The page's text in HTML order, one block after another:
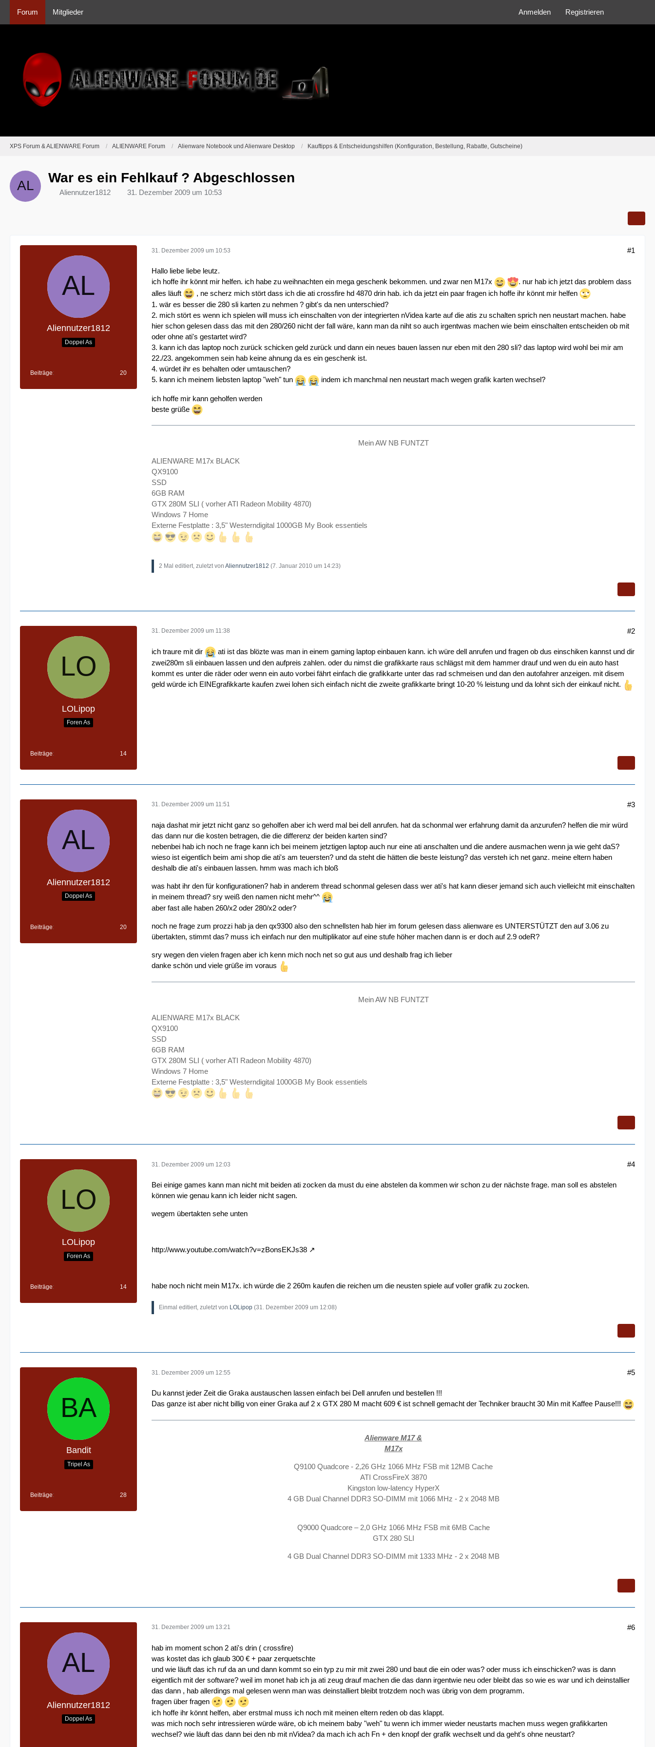
Forum Mitglieder Anmelden Registrieren
XPS Forum & ALIENWARE Forum ALIENWARE Forum Alienware Notebook und Alienware Desktop Kauftipps & Entscheidungshilfen (Konfiguration, Bestellung, Rabatte, Gutscheine)
War es ein Fehlkauf ? Abgeschlossen
Aliennutzer1812 31. Dezember 2009 um 10:53
Aliennutzer1812
Doppel As
Beiträge 20
31. Dezember 2009 um 10:53 #1
Hallo liebe liebe leutz.
ich hoffe ihr könnt mir helfen. ich habe zu weihnachten ein mega geschenk bekommen. und zwar nen M17x
. nur hab ich jetzt das problem dass
alles läuft
, ne scherz mich stört dass ich die ati crossfire hd 4870 drin hab. ich da jetzt ein paar fragen ich hoffe ihr könnt mir helfen
1. wär es besser die 280 sli karten zu nehmen ? gibt's da nen unterschied?
2. mich stört es wenn ich spielen will muss ich einschalten von der integrierten nVidea karte auf die atis zu schalten sprich nen neustart machen. habe
hier schon gelesen dass das mit den 280/260 nicht der fall wäre, kann man da niht so auch irgentwas machen wie beim einschalten entscheiden ob mit
oder ohne ati's gestartet wird?
3. kann ich das laptop noch zurück schicken geld zurück und dann ein neues bauen lassen nur eben mit den 280 sli? das laptop wird wohl bei mir am
22./23. angekommen sein hab keine ahnung da es ein geschenk ist.
4. würdet ihr es behalten oder umtauschen?
5. kann ich meinem liebsten laptop "weh" tun
indem ich manchmal nen neustart mach wegen grafik karten wechsel?
ich hoffe mir kann geholfen werden
beste grüße
Mein AW NB FUNTZT
ALIENWARE M17x BLACK
QX9100
SSD
6GB RAM
GTX 280M SLI ( vorher ATI Radeon Mobility 4870)
Windows 7 Home
Externe Festplatte : 3,5" Westerndigital 1000GB My Book essentiels
2 Mal editiert, zuletzt von Aliennutzer1812 (7. Januar 2010 um 14:23)
LOLipop
Foren As
Beiträge 14
31. Dezember 2009 um 11:38 #2
ich traure mit dir
ati ist das blözte was man in einem gaming laptop einbauen kann. ich würe dell anrufen und fragen ob dus einschiken kannst und dir
zwei280m sli einbauen lassen und den aufpreis zahlen. oder du nimst die grafikkarte raus schlägst mit dem hammer drauf und wen du ein auto hast
kommt es unter die räder oder wenn ein auto vorbei fährt einfach die grafikkarte unter das rad schmeisen und dan den autofahrer anzeigen. mit disem
geld würde ich EINEgrafikkarte kaufen zwei lohen sich einfach nicht die zweite grafikkarte bringt 10-20 % leistung und da lohnt sich der einkauf nicht.
Aliennutzer1812
Doppel As
Beiträge 20
31. Dezember 2009 um 11:51 #3
naja dashat mir jetzt nicht ganz so geholfen aber ich werd mal bei dell anrufen. hat da schonmal wer erfahrung damit da anzurufen? helfen die mir würd
das dann nur die kosten betragen, die die differenz der beiden karten sind?
nebenbei hab ich noch ne frage kann ich bei meinem jetztigen laptop auch nur eine ati anschalten und die andere ausmachen wenn ja wie geht daS?
wieso ist eigentlich beim ami shop die ati's am teuersten? und da steht die hätten die beste leistung? das versteh ich net ganz. meine eltern haben
deshalb die ati's einbauen lassen. hmm was mach ich bloß
was habt ihr den für konfigurationen? hab in anderem thread schonmal gelesen dass wer ati's hat kann dieser jemand sich auch vielleicht mit einschalten
in meinem thread? sry weiß den namen nicht mehr^^
aber fast alle haben 260/x2 oder 280/x2 oder?
noch ne frage zum prozzi hab ja den qx9300 also den schnellsten hab hier im forum gelesen dass alienware es UNTERSTÜTZT den auf 3.06 zu
übertakten, stimmt das? muss ich einfach nur den multiplikator auf eine stufe höher machen dann is er doch auf 2.9 odeR?
sry wegen den vielen fragen aber ich kenn mich noch net so gut aus und deshalb frag ich lieber
danke schön und viele grüße im voraus
Mein AW NB FUNTZT
ALIENWARE M17x BLACK
QX9100
SSD
6GB RAM
GTX 280M SLI ( vorher ATI Radeon Mobility 4870)
Windows 7 Home
Externe Festplatte : 3,5" Westerndigital 1000GB My Book essentiels
LOLipop
Foren As
Beiträge 14
31. Dezember 2009 um 12:03 #4
Bei einige games kann man nicht mit beiden ati zocken da must du eine abstelen da kommen wir schon zu der nächste frage. man soll es abstelen
können wie genau kann ich leider nicht sagen.
wegem übertakten sehe unten
http://www.youtube.com/watch?v=zBonsEKJs38
habe noch nicht mein M17x. ich würde die 2 260m kaufen die reichen um die neusten spiele auf voller grafik zu zocken.
Einmal editiert, zuletzt von LOLipop (31. Dezember 2009 um 12:08)
Bandit
Tripel As
Beiträge 28
31. Dezember 2009 um 12:55 #5
Du kannst jeder Zeit die Graka austauschen lassen einfach bei Dell anrufen und bestellen !!!
Das ganze ist aber nicht billig von einer Graka auf 2 x GTX 280 M macht 609 € ist schnell gemacht der Techniker braucht 30 Min mit Kaffee Pause!!!
Alienware M17 &
M17x
Q9100 Quadcore - 2,26 GHz 1066 MHz FSB mit 12MB Cache
ATI CrossFireX 3870
Kingston low-latency HyperX
4 GB Dual Channel DDR3 SO-DIMM mit 1066 MHz - 2 x 2048 MB
Q9000 Quadcore – 2,0 GHz 1066 MHz FSB mit 6MB Cache
GTX 280 SLI
4 GB Dual Channel DDR3 SO-DIMM mit 1333 MHz - 2 x 2048 MB
Aliennutzer1812
Doppel As
31. Dezember 2009 um 13:21 #6
hab im moment schon 2 ati's drin ( crossfire)
was kostet das ich glaub 300 € + paar zerquetschte
und wie läuft das ich ruf da an und dann kommt so ein typ zu mir mit zwei 280 und baut die ein oder was? oder muss ich einschicken? was is dann
eigentlich mit der software? weil im monet hab ich ja ati zeug drauf machen die das dann irgentwie neu oder bleibt das so wie es war und ich deinstallier
das dann , hab allerdings mal gelesen wenn man was deinstalliert bleibt trotzdem noch was übrig von dem programm.
fragen über fragen
ich hoffe ihr könnt helfen, aber erstmal muss ich noch mit meinen eltern reden ob das klappt.
was mich noch sehr intressieren würde wäre, ob ich meinem baby "weh" tu wenn ich immer wieder neustarts machen muss wegen grafikkarten
wechsel? wie läuft das dann bei den nb mit nVidea? da mach ich ach Fn + den knopf der grafik wechselt und da geht's ohne neustart?